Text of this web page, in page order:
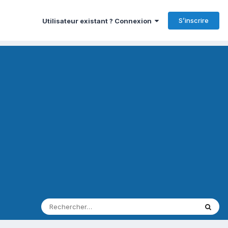
Utilisateur existant ? Connexion S’inscrire